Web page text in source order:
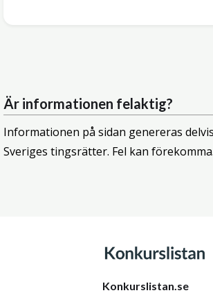
Är informationen felaktig?
Informationen på sidan genereras
Sveriges tingsrätter. Fel kan förekomma.
Konkurslistan.se